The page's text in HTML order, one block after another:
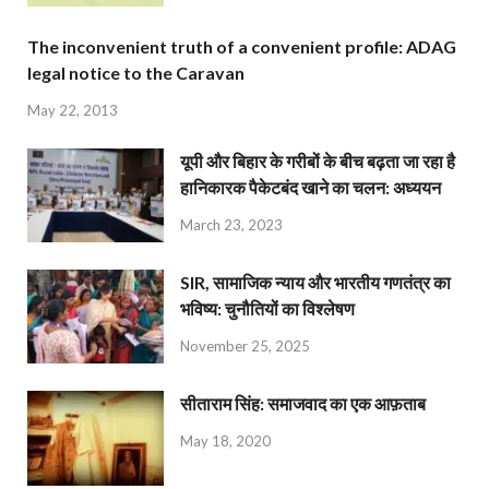
The inconvenient truth of a convenient profile: ADAG
legal notice to the Caravan
May 22, 2013
यूपी और बिहार के गरीबों के बीच बढ़ता जा रहा है
हानिकारक पैकेटबंद खाने का चलन: अध्ययन
March 23, 2023
SIR, सामाजिक न्याय और भारतीय गणतंत्र का
भविष्य: चुनौतियों का विश्लेषण
November 25, 2025
सीताराम सिंह: समाजवाद का एक आफ़ताब
May 18, 2020